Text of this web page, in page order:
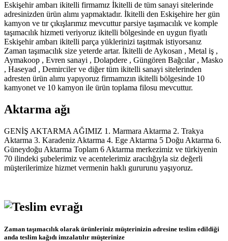
Eskişehir ambarı ikitelli firmamız İkitelli de tüm sanayi sitelerinde
adresinizden ürün alımı yapmaktadır. İkitelli den Eskişehire her gün
kamyon ve tır çıkışlarımız mevcuttur parsiye taşımacılık ve komple
taşımacılık hizmeti veriyoruz ikitelli bölgesinde en uygun fiyatlı
Eskişehir ambarı ikitelli parça yüklerinizi taşıtmak istiyorsanız
Zaman taşımacılık size yeterde artar. İkitelli de Aykosan , Metal iş ,
Aymakoop , Evren sanayi , Dolapdere , Güngören Bağcılar , Masko
, Haseyad , Demirciler ve diğer tüm ikitelli sanayi sitelerinden
adresten ürün alımı yapıyoruz firmamızın ikitelli bölgesinde 10
kamyonet ve 10 kamyon ile ürün toplama filosu mevcuttur.
Aktarma ağı
GENİŞ AKTARMA AĞIMIZ 1. Marmara Aktarma 2. Trakya
Aktarma 3. Karadeniz Aktarma 4. Ege Aktarma 5 Doğu Aktarma 6.
Güneydoğu Aktarma Toplam 6 Aktarma merkezimiz ve türkiyenin
70 ilindeki şubelerimiz ve acentelerimiz aracılığıyla siz değerli
müşterilerimize hizmet vermenin haklı gururunu yaşıyoruz.
Zaman taşımacılık olarak ürünleriniz müşterinizin adresine teslim edildiği
anda teslim kağıdı imzalatılır müşterinize